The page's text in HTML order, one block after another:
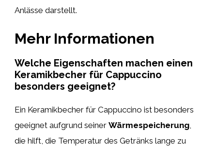
Anlässe darstellt.
Mehr Informationen
Welche Eigenschaften machen einen
Keramikbecher für Cappuccino
besonders geeignet?
Ein Keramikbecher für Cappuccino ist besonders
geeignet aufgrund seiner Wärmespeicherung,
die hilft, die Temperatur des Getränks lange zu